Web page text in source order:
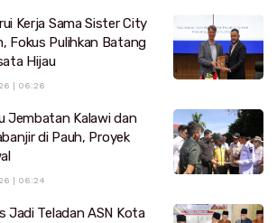
Kerja Sama Sister City
Fokus Pulihkan Batang
Hijau
| 06:26
Jembatan Kalawi dan
di Pauh, Proyek
| 06:24
Jadi Teladan ASN Kota